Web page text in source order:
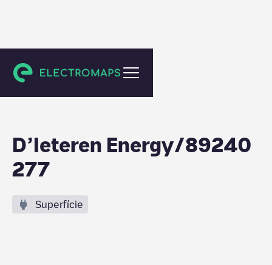
Bertrix
D’Ieteren Energy/89240
277
Superfície